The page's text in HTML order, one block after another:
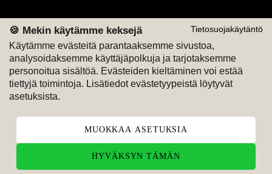
Tietosuojakäytäntö
🍪 Mekin käytämme keksejä
Käytämme evästeitä parantaaksemme sivustoa,
analysoidaksemme käyttäjäpolkuja ja tarjotaksemme
personoitua sisältöä. Evästeiden kieltäminen voi estää
tiettyjä toimintoja. Lisätiedot evästetyypeistä löytyvät
asetuksista.
MUOKKAA ASETUKSIA
HYVÄKSYN TÄMÄN
Maksutavat
M
Seuraa meitä